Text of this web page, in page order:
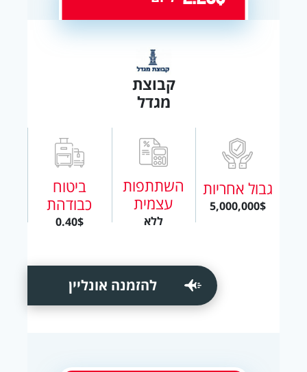
קבוצת
מגדל
גבול אחריות
5,000,000$
השתתפות
עצמית
ללא
ביטוח
כבודהת
0.40$
להזמנה אונליין